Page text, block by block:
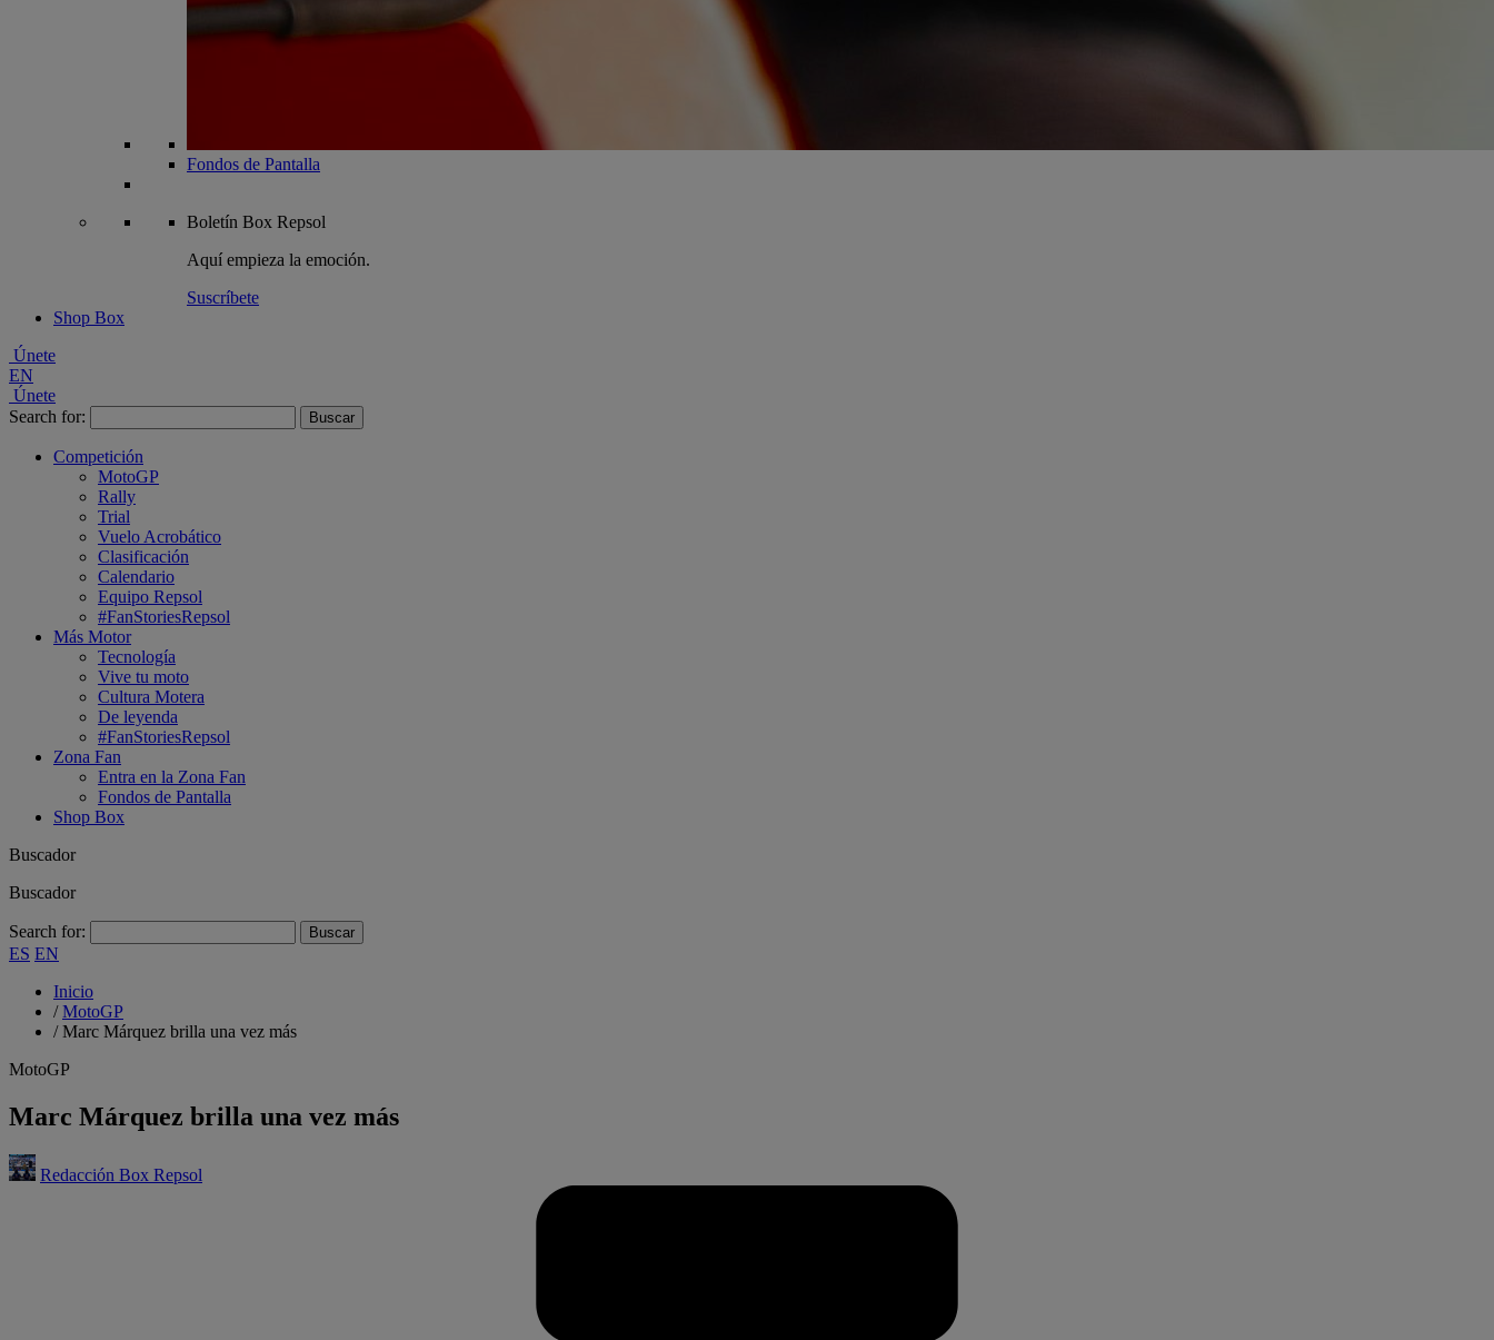
Fondos de Pantalla
Boletín Box Repsol
Aquí empieza la emoción.
Suscríbete
Shop Box
Únete
EN
Únete
Search for:
Competición
MotoGP
Rally
Trial
Vuelo Acrobático
Clasificación
Calendario
Equipo Repsol
#FanStoriesRepsol
Más Motor
Tecnología
Vive tu moto
Cultura Motera
De leyenda
#FanStoriesRepsol
Zona Fan
Entra en la Zona Fan
Fondos de Pantalla
Shop Box
Buscador
Buscador
Search for:
ES EN
Inicio
/MotoGP
/Marc Márquez brilla una vez más
MotoGP
Marc Márquez brilla una vez más
Redacción Box Repsol